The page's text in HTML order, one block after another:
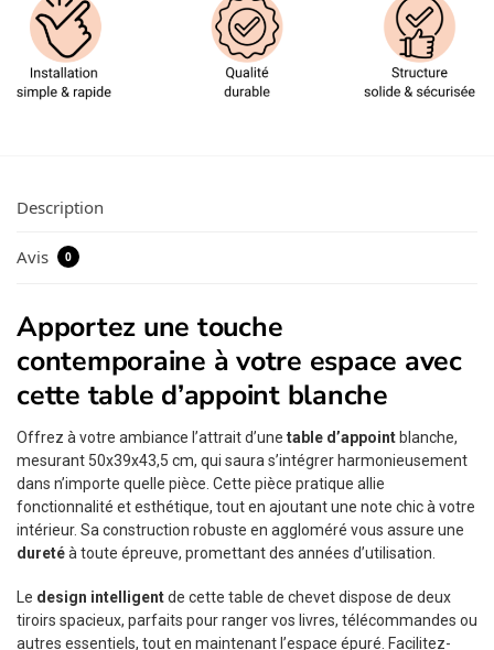
Description
Avis 0
Apportez une touche
contemporaine à votre espace avec
cette table d’appoint blanche
Offrez à votre ambiance l’attrait d’une table d’appointblanche,
mesurant 50x39x43,5 cm, qui saura s’intégrer harmonieusement
dans n’importe quelle pièce. Cette pièce pratique allie
fonctionnalité et esthétique, tout en ajoutant une note chic à votre
intérieur. Sa construction robuste en aggloméré vous assure une
duretéà toute épreuve, promettant des années d’utilisation.
Le design intelligentde cette table de chevet dispose de deux
tiroirs spacieux, parfaits pour ranger vos livres, télécommandes ou
autres essentiels, tout en maintenant l’espace épuré. Facilitez-